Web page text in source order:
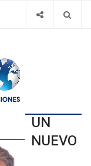
UN
NUEVO